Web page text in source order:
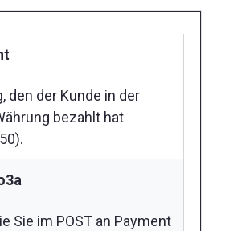
den der Kunde in der
bezahlt hat
Sie im POST an Payment